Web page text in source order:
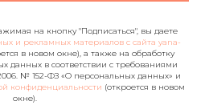
на кнопку "Подписаться", вы даете
и рекламных материалов с сайта yana-
в новом окне), а также на обработку
данных в соответствии с требованиями
№ 152-ФЗ «О персональных данных» и
конфиденциальности (откроется в новом
окне).